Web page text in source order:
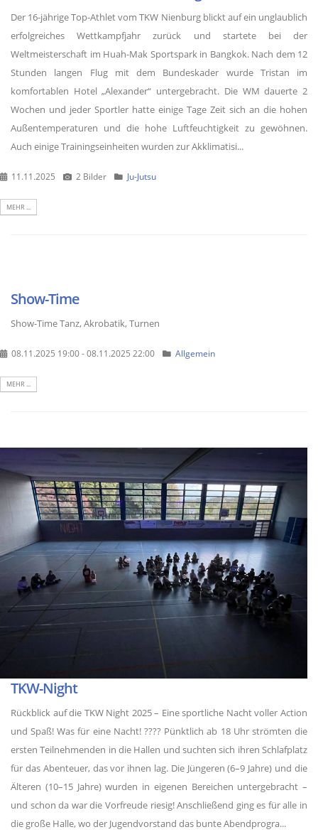
Der 16-jährige Top-Athlet vom TKW Nienburg blickt auf ein unglaublich
erfolgreiches Wettkampfjahr zurück und startete bei der
Weltmeisterschaft im Huah-Mak Sportspark in Bangkok. Nach dem 12
Stunden langen Flug mit dem Bundeskader wurde Tristan im
komfortablen Hotel „Alexander“ untergebracht. Die WM dauerte 2
Wochen und jeder Sportler hatte einige Tage Zeit sich an die hohen
Außentemperaturen und die hohe Luftfeuchtigkeit zu gewöhnen.
Auch einige Trainingseinheiten wurden zur Akklimatisi...
11.11.2025 2 Bilder Ju-Jutsu
MEHR ...
Show-Time
Show-Time Tanz, Akrobatik, Turnen
08.11.2025 19:00 - 08.11.2025 22:00 Allgemein
MEHR ...
TKW-Night
Rückblick auf die TKW Night 2025 – Eine sportliche Nacht voller Action
und Spaß! Was für eine Nacht! ???? Pünktlich ab 18 Uhr strömten die
ersten Teilnehmenden in die Hallen und suchten sich ihren Schlafplatz
für das Abenteuer, das vor ihnen lag. Die Jüngeren (6–9 Jahre) und die
Älteren (10–15 Jahre) wurden in eigenen Bereichen untergebracht –
und schon da war die Vorfreude riesig! Anschließend ging es für alle in
die große Halle, wo der Jugendvorstand das bunte Abendprogra...